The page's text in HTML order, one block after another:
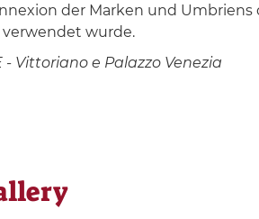
der Marken und
wurde.
- Vittoriano e Palazzo Venezia